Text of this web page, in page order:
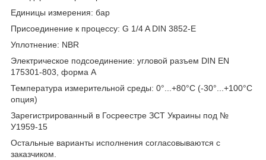
Единицы измерения: бар
Присоединение к процессу: G 1/4 A DIN 3852-E
Уплотнение: NBR
Электрическое подсоединение: угловой разъем DIN EN
175301-803, форма А
Температура измерительной среды: 0°...+80°С (-30°...+100°С
опция)
Зарегистрированный в Госреестре ЗСТ Украины под №
У1959-15
Остальные варианты исполнения согласовываются с
заказчиком.